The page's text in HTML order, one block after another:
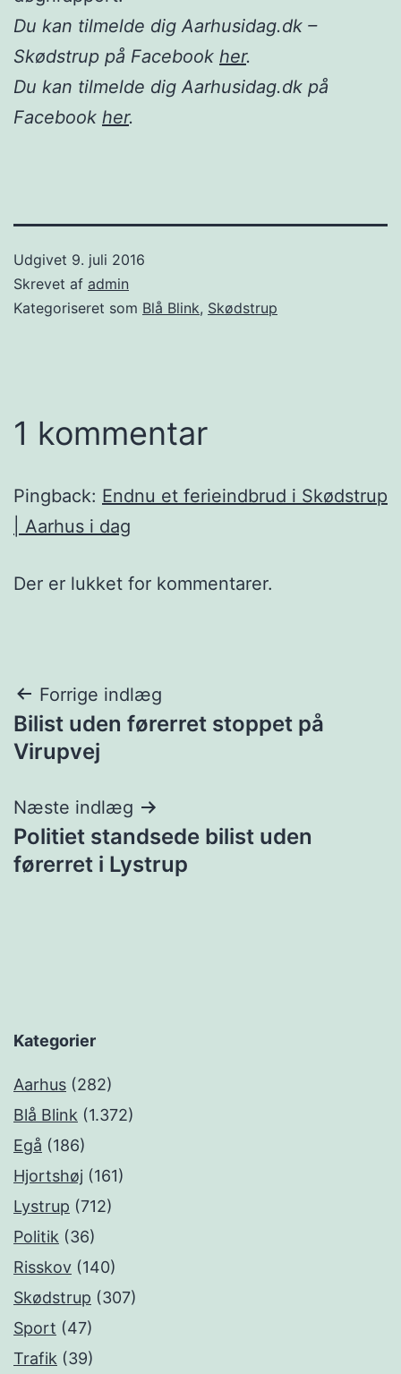
Du kan tilmelde dig Aarhusidag.dk –
Skødstrup på Facebook her.
Du kan tilmelde dig Aarhusidag.dk på
Facebook her.
Udgivet 9. juli 2016
Skrevet af admin
Kategoriseret som Blå Blink, Skødstrup
1 kommentar
Pingback: Endnu et ferieindbrud i Skødstrup
| Aarhus i dag
Der er lukket for kommentarer.
Indlægsnavigation
Forrige indlæg
Bilist uden førerret stoppet på
Virupvej
Næste indlæg
Politiet standsede bilist uden
førerret i Lystrup
Kategorier
Aarhus (282)
Blå Blink (1.372)
Egå (186)
Hjortshøj (161)
Lystrup (712)
Politik (36)
Risskov (140)
Skødstrup (307)
Sport (47)
Trafik (39)